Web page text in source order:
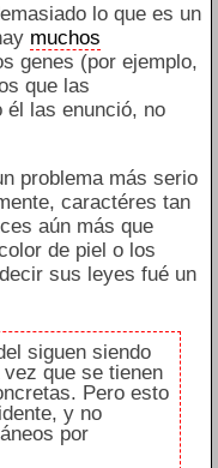
lo que es un
muchos
genes (por ejemplo,
que las
él las enunció, no
problema más serio
caractéres tan
aún más que
de piel o los
sus leyes fué un
siguen siendo
que se tienen
Pero esto
y no
por